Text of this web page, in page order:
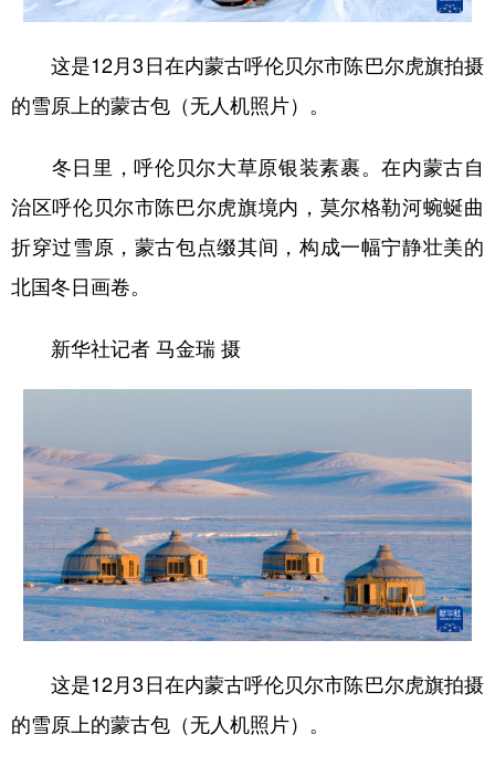
这是12月3日在内蒙古呼伦贝尔市陈巴尔虎旗拍摄
的雪原上的蒙古包（无人机照片）。
冬日里，呼伦贝尔大草原银装素裹。在内蒙古自
治区呼伦贝尔市陈巴尔虎旗境内，莫尔格勒河蜿蜒曲
折穿过雪原，蒙古包点缀其间，构成一幅宁静壮美的
北国冬日画卷。
新华社记者 马金瑞 摄
这是12月3日在内蒙古呼伦贝尔市陈巴尔虎旗拍摄
的雪原上的蒙古包（无人机照片）。